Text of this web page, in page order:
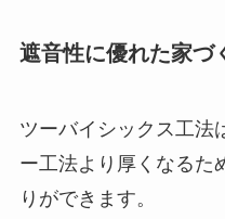
遮音性に優れた家づ
ツーバイシックス工法
ー工法より厚くなるた
りができます。